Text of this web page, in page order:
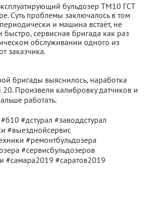
бульдозер ТМ10 ГСТ
Суть проблемы заключалось в том
и машина встаёт, не
быстро, сервисная бригада как раз
обслуживании одного из
заказчика.
бригады выяснилось, наработка
Произвели калибровку датчиков и
работать.
#дстурал #заводдстурал
#выезднойсервис
#ремонтбульдозера
#сервисбульдозеров
#самара2019 #саратов2019